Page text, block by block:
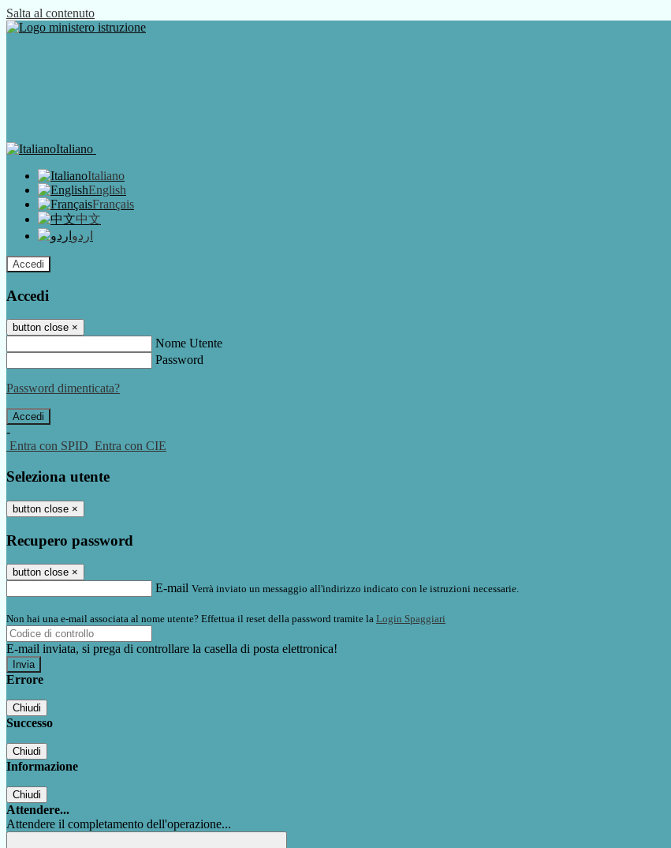
Salta al contenuto
Italiano
Italiano
English
Français
中文
اردو
Accedi
Accedi
button close ×
Nome Utente
Password
Password dimenticata?
-
Entra con SPID Entra con CIE
Seleziona utente
button close ×
Recupero password
button close ×
E-mail Verrà inviato un messaggio all'indirizzo indicato con le istruzioni necessarie.
Non hai una e-mail associata al nome utente? Effettua il reset della password tramite la Login Spaggiari
E-mail inviata, si prega di controllare la casella di posta elettronica!
Errore
Chiudi
Successo
Chiudi
Informazione
Chiudi
Attendere...
Attendere il completamento dell'operazione...